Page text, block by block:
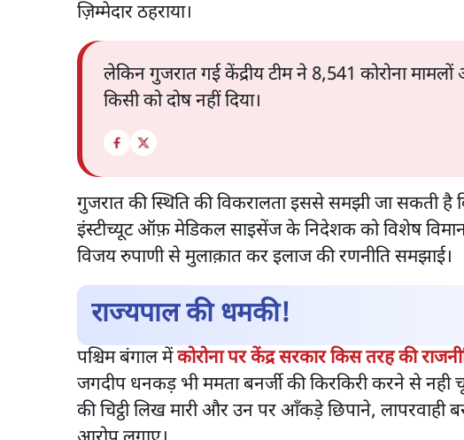
ज़िम्मेदार ठहराया।
लेकिन गुजरात गई केंद्रीय टीम ने 8,541 कोरोना
किसी को दोष नहीं दिया।
गुजरात की स्थिति की विकरालता इससे समझी जा सकती है
इंस्टीच्यूट ऑफ़ मेडिकल साइसेंज के निदेशक को विशेष विमान
विजय रुपाणी से मुलाक़ात कर इलाज की रणनीति समझाई।
राज्यपाल की धमकी!
पश्चिम बंगाल मेंकोरोना पर केंद्र सरकार किस तरह की
जगदीप धनकड़ भी ममता बनर्जी की किरकिरी करने से
की चिट्ठी लिख मारी और उन पर आँकड़े छिपाने,